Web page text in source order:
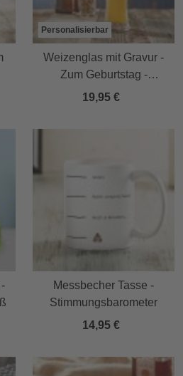
Personalisierbar
Weizenglas mit Gravur -
Zum Geburtstag -
Personalisiert
19,95 €
Messbecher Tasse -
Stimmungsbarometer
14,95 €